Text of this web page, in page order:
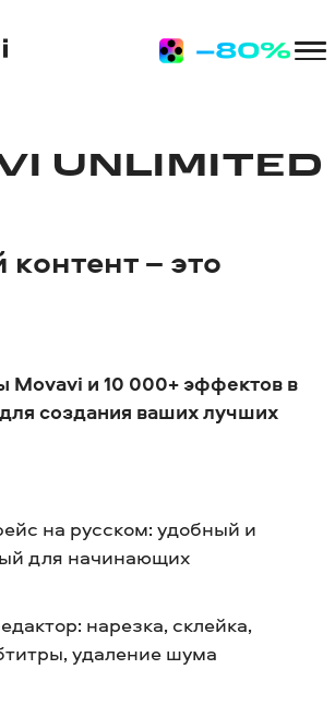
UNLIMITED
– это
Movavi и 10 000+ эффектов в
создания ваших лучших
на русском: удобный и
для начинающих
нарезка, склейка,
удаление шума